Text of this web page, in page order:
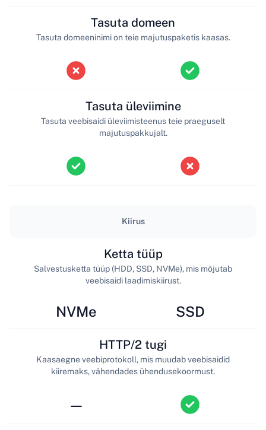
Tasuta domeen
Tasuta domeeninimi on teie majutuspaketis kaasas.
Tasuta üleviimine
Tasuta veebisaidi üleviimisteenus teie praeguselt
majutuspakkujalt.
Kiirus
NVMe
Ketta tüüp
Salvestusketta tüüp (HDD, SSD, NVMe), mis mõjutab
veebisaidi laadimiskiirust.
SSD
—
HTTP/2 tugi
Kaasaegne veebiprotokoll, mis muudab veebisaidid
kiiremaks, vähendades ühendusekoormust.